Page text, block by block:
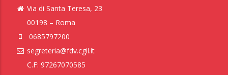
Via di Santa Teresa, 23
00198 – Roma
0685797200
segreteria@fdv.cgil.it
C.F: 97267070585